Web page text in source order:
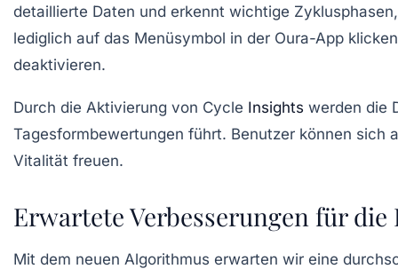
detaillierte Daten und erkennt wichtige
lediglich auf das Menüsymbol in der Oura-App
deaktivieren.
Durch die Aktivierung von Cycle Insights werden die
Tagesformbewertungen führt. Benutzer können sich
Vitalität freuen.
Erwartete Verbesserungen für die
Mit dem neuen Algorithmus erwarten wir eine